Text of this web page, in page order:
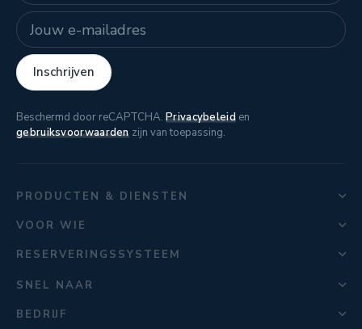
E-mailadres
Inschrijven
Beschermd door reCAPTCHA. Privacybeleiden
gebruiksvoorwaardenzijn van toepassing.
PRODUCTEN & DIENSTEN
VOOR WIE
RESERVERINGSSYSTEEM
SNEL NAAR
BEDRIJF